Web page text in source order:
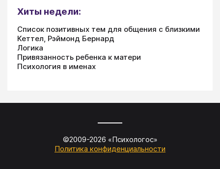
Хиты недели:
Список позитивных тем для общения с близкими
Кеттел, Рэймонд Бернард
Логика
Привязанность ребенка к матери
Психология в именах
©2009-2026 «Психологос»
Политика конфиденциальности